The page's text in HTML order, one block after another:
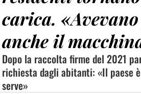
carica.
anche il
Dopo la raccolta firme del 2021
richiesta dagli abitanti: «Il paese
serve»